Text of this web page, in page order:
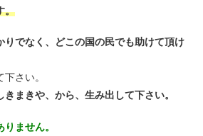
。
りでなく、どこの国の民でも助けて頂け
さい。
まきや、から、生み出して下さい。
ません。